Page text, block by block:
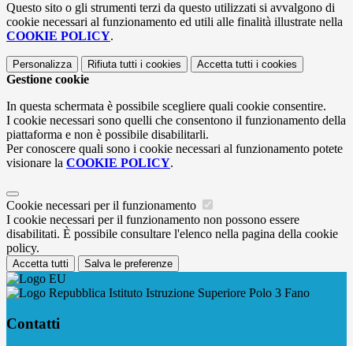
Questo sito o gli strumenti terzi da questo utilizzati si avvalgono di
cookie necessari al funzionamento ed utili alle finalità illustrate nella
COOKIE POLICY.
Personalizza Rifiuta tutti i cookies Accetta tutti i cookies
Gestione cookie
In questa schermata è possibile scegliere quali cookie consentire.
I cookie necessari sono quelli che consentono il funzionamento della
piattaforma e non è possibile disabilitarli.
Per conoscere quali sono i cookie necessari al funzionamento potete
visionare la COOKIE POLICY.
Cookie necessari per il funzionamento
I cookie necessari per il funzionamento non possono essere
disabilitati. È possibile consultare l'elenco nella pagina della cookie
policy.
Accetta tutti Salva le preferenze
Istituto Istruzione Superiore Polo 3 Fano
Contatti